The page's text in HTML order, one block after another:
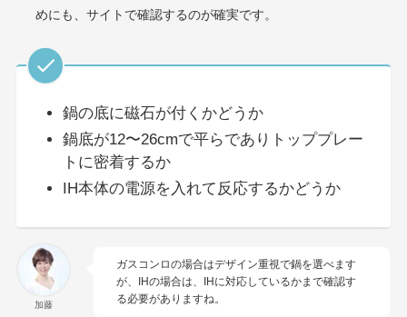
めにも、サイトで確認するのが確実です。
鍋の底に磁石が付くかどうか
鍋底が12〜26cmで平らでありトッププレー
トに密着するか
IH本体の電源を入れて反応するかどうか
加藤
ガスコンロの場合はデザイン重視で鍋を選べます
が、IHの場合は、IHに対応しているかまで確認す
る必要がありますね。